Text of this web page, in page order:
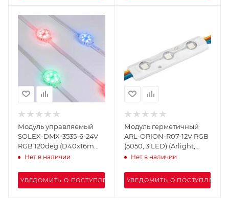
Модуль управляемый
SOLEX-DMX-3535-6-24V
RGB 120deg (D40x16mm,
1.5W, IP67) (Arlight,
Нет в наличии
УВЕДОМИТЬ О ПОСТУПЛЕНИИ
Модуль герметичный
ARL-ORION-R07-12V RGB
(5050, 3 LED) (Arlight,
Закрытый)
Нет в наличии
УВЕДОМИТЬ О ПОСТУПЛЕНИИ